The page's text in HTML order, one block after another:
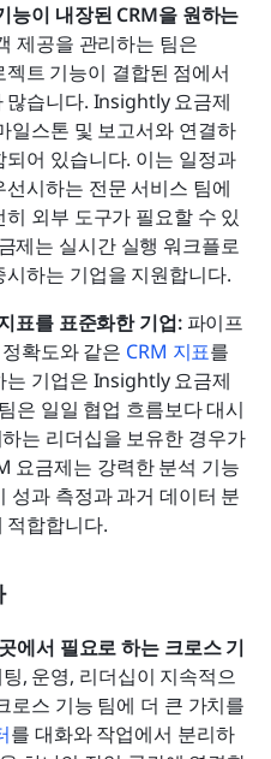
능이 내장된 CRM을 원하는
제공을 관리하는 팀은
트 기능이 결합된 점에서
많습니다. Insightly 요금제
일스톤 및 보고서와 연결하
되어 있습니다. 이는 일정과
시하는 전문 서비스 팀에
외부 도구가 필요할 수 있
제는 실시간 실행 워크플로
하는 기업을 지원합니다.
표를 표준화한 기업: 파이프
확도와 같은 CRM 지표를
는 기업은 Insightly 요금제
은 일일 협업 흐름보다 대시
는 리더십을 보유한 경우가
요금제는 강력한 분석 기능
성과 측정과 과거 데이터 분
적합합니다.
에서 필요로 하는 크로스 기
, 운영, 리더십이 지속적으
로스 기능 팀에 더 큰 가치를
를 대화와 작업에서 분리하